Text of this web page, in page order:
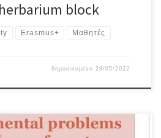
block
Erasmus+ Μαθητές
δημοσιευμένο28/05/2022